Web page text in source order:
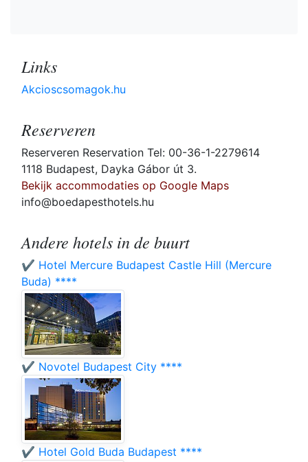
Links
Akcioscsomagok.hu
Reserveren
Reserveren Reservation Tel: 00-36-1-2279614
1118 Budapest, Dayka Gábor út 3.
Bekijk accommodaties op Google Maps
info@boedapesthotels.hu
Andere hotels in de buurt
✔️ Hotel Mercure Budapest Castle Hill (Mercure
Buda) ****
✔️ Novotel Budapest City ****
✔️ Hotel Gold Buda Budapest ****